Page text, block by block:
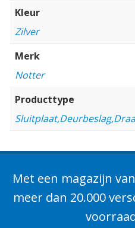
Kleur
Zilver
Merk
Notter
Producttype
Met een magazijn
meer dan 20.000